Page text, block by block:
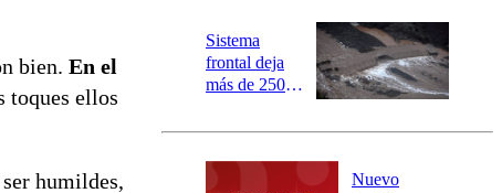
bien. En el
toques ellos
humildes,
la DMC para
este viernes
Sistema
frontal deja
más de 250
y 317
aisladas entre
Nuevo